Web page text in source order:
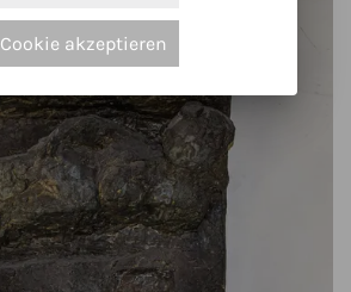
Cookie akzeptieren